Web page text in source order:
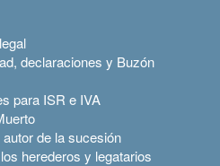
declaraciones y Buzón
para ISR e IVA
de la sucesión
herederos y legatarios